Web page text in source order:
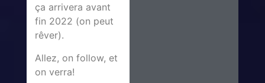
ça arrivera avant
fin 2022 (on peut
rêver).
Allez, on follow, et
on verra!